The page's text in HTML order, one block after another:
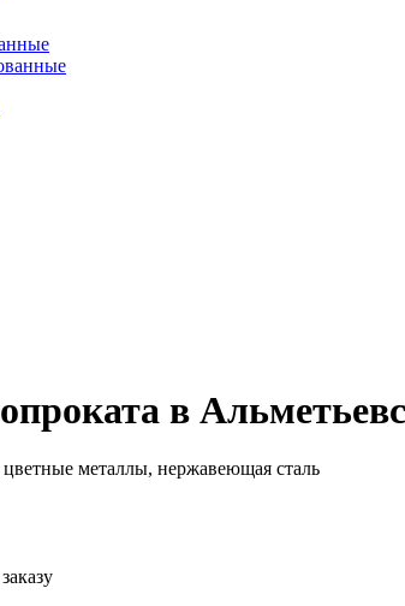
в
металлы, нержавеющая сталь